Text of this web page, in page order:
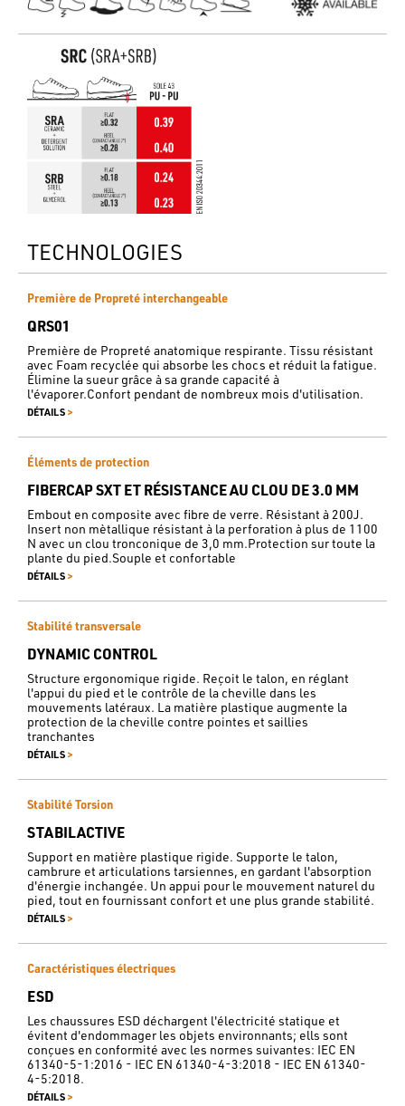
TECHNOLOGIES
Première de Propreté interchangeable
QRS01
Première de Propreté anatomique respirante. Tissu résistant
avec Foam recyclée qui absorbe les chocs et réduit la fatigue.
Élimine la sueur grâce à sa grande capacité à
l'évaporer.Confort pendant de nombreux mois d'utilisation.
DÉTAILS >
Éléments de protection
FIBERCAP SXT ET RÉSISTANCE AU CLOU DE 3.0 MM
Embout en composite avec fibre de verre. Résistant à 200J.
Insert non mètallique résistant à la perforation à plus de 1100
N avec un clou tronconique de 3,0 mm.Protection sur toute la
plante du pied.Souple et confortable
DÉTAILS >
Stabilité transversale
DYNAMIC CONTROL
Structure ergonomique rigide. Reçoit le talon, en réglant
l'appui du pied et le contrôle de la cheville dans les
mouvements latéraux. La matière plastique augmente la
protection de la cheville contre pointes et saillies
tranchantes
DÉTAILS >
Stabilité Torsion
STABILACTIVE
Support en matière plastique rigide. Supporte le talon,
cambrure et articulations tarsiennes, en gardant l'absorption
d'énergie inchangée. Un appui pour le mouvement naturel du
pied, tout en fournissant confort et une plus grande stabilité.
DÉTAILS >
Caractéristiques électriques
ESD
Les chaussures ESD déchargent l'électricité statique et
évitent d'endommager les objets environnants; ells sont
conçues en conformité avec les normes suivantes: IEC EN
61340-5-1:2016 - IEC EN 61340-4-3:2018 - IEC EN 61340-
4-5:2018.
DÉTAILS >